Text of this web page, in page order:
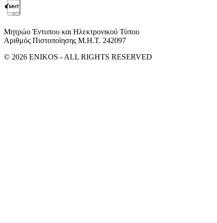
Μητρώο Έντυπου και Ηλεκτρονικού Τύπου
Αριθμός Πιστοποίησης Μ.Η.Τ. 242097
© 2026 ENIKOS - ALL RIGHTS RESERVED